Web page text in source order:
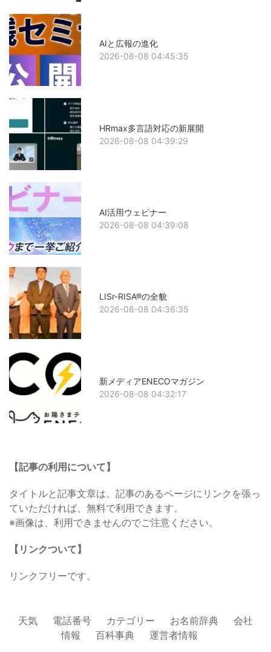
AIと広報の進化
2026-08-08 04:45:35
HRmax多言語対応の新展開
2026-08-08 04:39:29
AI活用ウェビナー
2026-08-08 04:39:08
LISr-RISA®の全貌
2026-08-08 04:36:35
新メディアENECOマガジン
2026-08-08 04:32:17
【記事の利用について】
タイトルと記事文章は、記事のあるページにリンクを張っ
ていただければ、無料で利用できます。
※画像は、利用できませんのでご注意ください。
【リンクついて】
リンクフリーです。
天気 電話番号 カテゴリー お名前辞典
会社
情報
百科事典 運営者情報